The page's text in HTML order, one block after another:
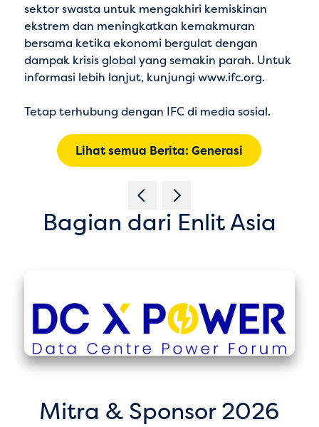
sektor swasta untuk mengakhiri kemiskinan
ekstrem dan meningkatkan kemakmuran
bersama ketika ekonomi bergulat dengan
dampak krisis global yang semakin parah. Untuk
informasi lebih lanjut, kunjungi www.ifc.org.
Tetap terhubung dengan IFC di media sosial.
Lihat semua Berita: Generasi
Bagian dari Enlit Asia
Mitra & Sponsor 2026